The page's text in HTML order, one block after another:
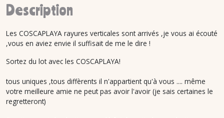
Description
Les COSCAPLAYA rayures verticales sont arrivés ,je vous ai écouté
,vous en aviez envie il suffisait de me le dire !
Sortez du lot avec les COSCAPLAYA!
tous uniques ,tous diffèrents il n'appartient qu'à vous .... même
votre meilleure amie ne peut pas avoir l'avoir (je sais certaines le
regretteront)